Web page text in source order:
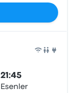
21:45
Esenler